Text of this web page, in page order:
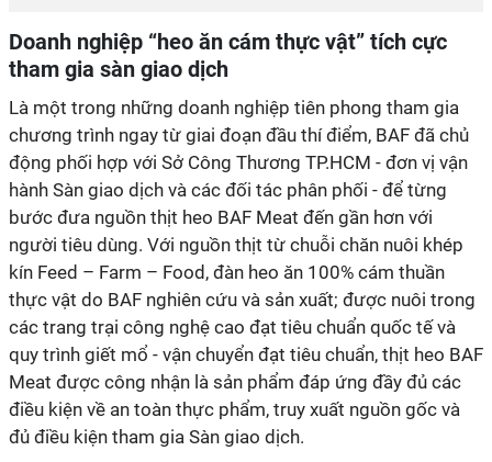
Doanh nghiệp “heo ăn cám thực vật” tích cực
tham gia sàn giao dịch
Là một trong những doanh nghiệp tiên phong tham gia
chương trình ngay từ giai đoạn đầu thí điểm, BAF đã chủ
động phối hợp với Sở Công Thương TP.HCM - đơn vị vận
hành Sàn giao dịch và các đối tác phân phối - để từng
bước đưa nguồn thịt heo BAF Meat đến gần hơn với
người tiêu dùng. Với nguồn thịt từ chuỗi chăn nuôi khép
kín Feed – Farm – Food, đàn heo ăn 100% cám thuần
thực vật do BAF nghiên cứu và sản xuất; được nuôi trong
các trang trại công nghệ cao đạt tiêu chuẩn quốc tế và
quy trình giết mổ - vận chuyển đạt tiêu chuẩn, thịt heo BAF
Meat được công nhận là sản phẩm đáp ứng đầy đủ các
điều kiện về an toàn thực phẩm, truy xuất nguồn gốc và
đủ điều kiện tham gia Sàn giao dịch.